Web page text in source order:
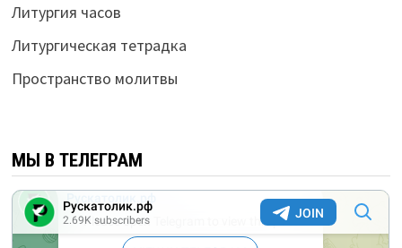
Литургия часов
Литургическая тетрадка
Пространство молитвы
МЫ В ТЕЛЕГРАМ